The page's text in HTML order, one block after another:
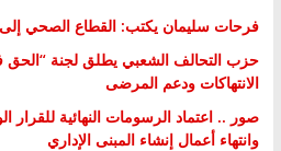
فرحات سليمان يكتب: القطاع الصحي
حزب التحالف الشعبي يطلق لجنة “الحق
الانتهاكات ودعم المرضى
صور .. اعتماد الرسومات النهائية للقرار
وانتهاء أعمال إنشاء المبنى الإداري